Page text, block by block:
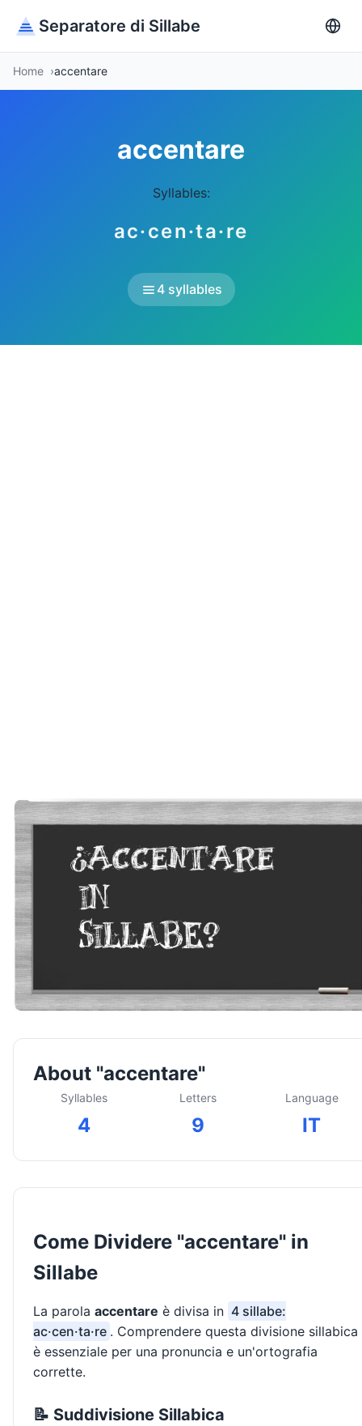
Separatore di Sillabe
Home accentare
accentare
Syllables:
ac·cen·ta·re
4 syllables
About "accentare"
Syllables
4
Letters
9
Language
IT
Come Dividere "accentare" in
Sillabe
La parola accentare è divisa in 4 sillabe:
ac·cen·ta·re . Comprendere questa divisione sillabica
è essenziale per una pronuncia e un'ortografia
corrette.
📝 Suddivisione Sillabica